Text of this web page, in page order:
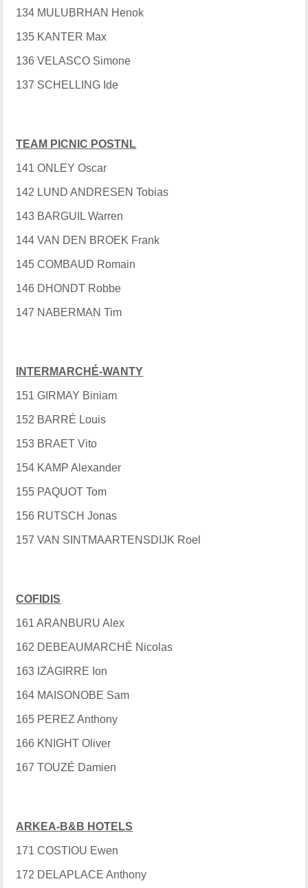
134 MULUBRHAN Henok
135 KANTER Max
136 VELASCO Simone
137 SCHELLING Ide
TEAM PICNIC POSTNL
141 ONLEY Oscar
142 LUND ANDRESEN Tobias
143 BARGUIL Warren
144 VAN DEN BROEK Frank
145 COMBAUD Romain
146 DHONDT Robbe
147 NABERMAN Tim
INTERMARCHÉ-WANTY
151 GIRMAY Biniam
152 BARRÉ Louis
153 BRAET Vito
154 KAMP Alexander
155 PAQUOT Tom
156 RUTSCH Jonas
157 VAN SINTMAARTENSDIJK Roel
COFIDIS
161 ARANBURU Alex
162 DEBEAUMARCHÉ Nicolas
163 IZAGIRRE Ion
164 MAISONOBE Sam
165 PEREZ Anthony
166 KNIGHT Oliver
167 TOUZÉ Damien
ARKEA-B&B HOTELS
171 COSTIOU Ewen
172 DELAPLACE Anthony